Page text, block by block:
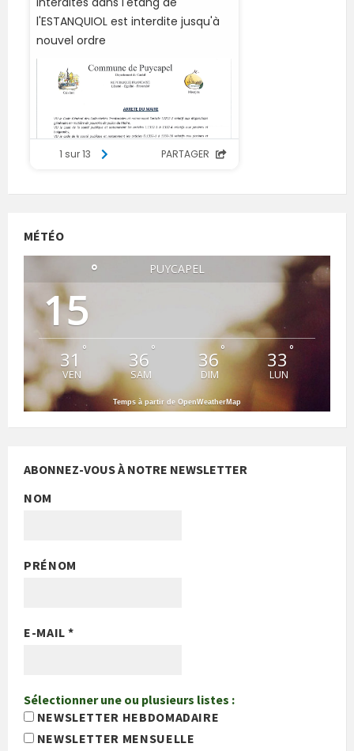
MÉTÉO
PUYCAPEL
15
°
31 °
VEN
36 °
SAM
36°
DIM
33 °
LUN
Temps à partir de OpenWeatherMap
ABONNEZ-VOUS À NOTRE NEWSLETTER
NOM
PRÉNOM
E-MAIL*
Sélectionner une ou plusieurs listes :
NEWSLETTER HEBDOMADAIRE
NEWSLETTER MENSUELLE